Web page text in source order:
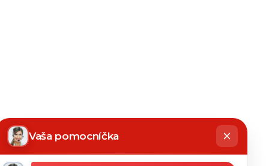
Vaša pomocníčka